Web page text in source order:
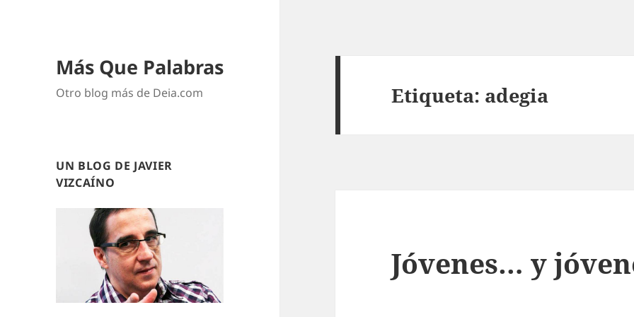
Más Que Palabras
Otro blog más de Deia.com
UN BLOG DE JAVIER
VIZCAÍNO
Etiqueta: adegia
Jóvenes… y